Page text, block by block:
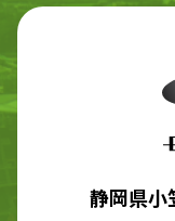
静岡県